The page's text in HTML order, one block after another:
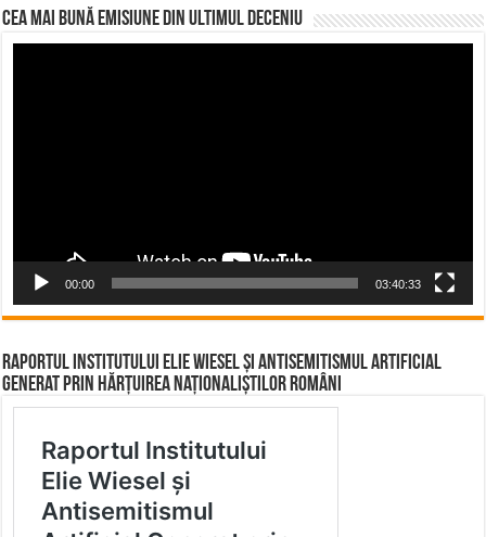
CEA MAI BUNĂ EMISIUNE DIN ULTIMUL DECENIU
00:00 03:40:33
Raportul Institutului Elie Wiesel și Antisemitismul Artificial
Generat prin Hărțuirea Naționaliștilor Români